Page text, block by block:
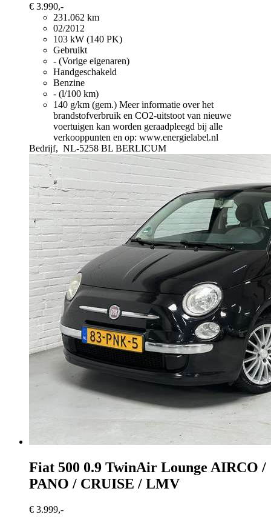
€ 3.990,-
231.062 km
02/2012
103 kW (140 PK)
Gebruikt
- (Vorige eigenaren)
Handgeschakeld
Benzine
- (l/100 km)
140 g/km (gem.) Meer informatie over het
brandstofverbruik en CO2-uitstoot van nieuwe
voertuigen kan worden geraadpleegd bij alle
verkooppunten en op: www.energielabel.nl
Bedrijf, NL-5258 BL BERLICUM
Fiat 500 0.9 TwinAir Lounge AIRCO /
PANO / CRUISE / LMV
€ 3.999,-